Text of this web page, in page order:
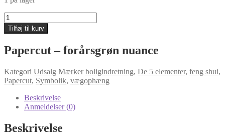
Papercut
-
forårsgrøn
antal
Tilføj til kurv
Papercut – forårsgrøn nuance
Kategori Udsalg Mærker boligindretning, De 5 elementer, feng shui,
Papercut, Symbolik, vægophæng
Beskrivelse
Anmeldelser (0)
Beskrivelse